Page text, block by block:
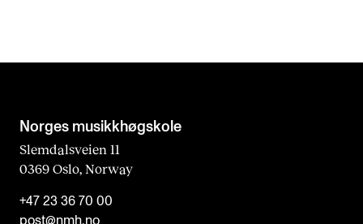
Norges musikk­høgskole
Slemdalsveien 11
0369 Oslo, Norway
+47 23 36 70 00
post@nmh.no